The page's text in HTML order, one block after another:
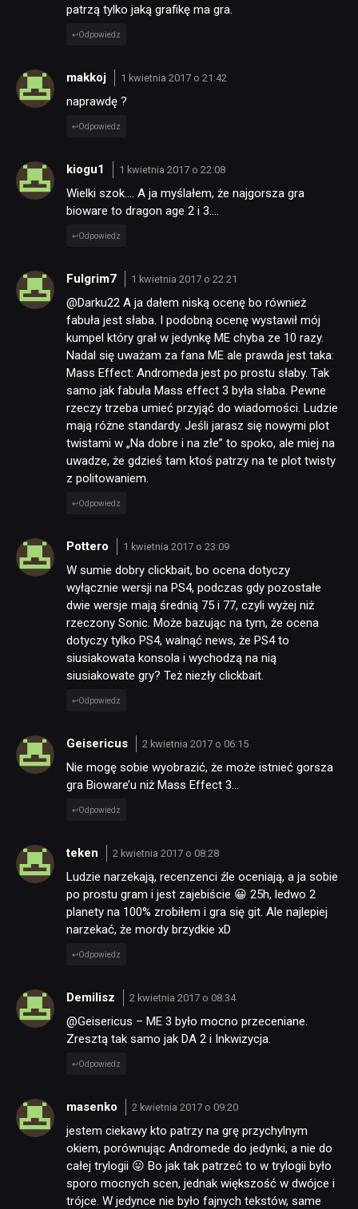
patrzą tylko jaką grafikę ma gra.
Odpowiedz
makkoj 1 kwietnia 2017 o 21:42
naprawdę ?
Odpowiedz
kiogu1 1 kwietnia 2017 o 22:08
Wielki szok…. A ja myślałem, że najgorsza gra
bioware to dragon age 2 i 3….
Odpowiedz
Fulgrim7 1 kwietnia 2017 o 22:21
@Darku22 A ja dałem niską ocenę bo również
fabuła jest słaba. I podobną ocenę wystawił mój
kumpel który grał w jedynkę ME chyba ze 10 razy.
Nadal się uważam za fana ME ale prawda jest taka:
Mass Effect: Andromeda jest po prostu słaby. Tak
samo jak fabuła Mass effect 3 była słaba. Pewne
rzeczy trzeba umieć przyjąć do wiadomości. Ludzie
mają różne standardy. Jeśli jarasz się nowymi plot
twistami w „Na dobre i na złe” to spoko, ale miej na
uwadze, że gdzieś tam ktoś patrzy na te plot twisty
z politowaniem.
Odpowiedz
Pottero 1 kwietnia 2017 o 23:09
W sumie dobry clickbait, bo ocena dotyczy
wyłącznie wersji na PS4, podczas gdy pozostałe
dwie wersje mają średnią 75 i 77, czyli wyżej niż
rzeczony Sonic. Może bazując na tym, że ocena
dotyczy tylko PS4, walnąć news, że PS4 to
siusiakowata konsola i wychodzą na nią
siusiakowate gry? Też niezły clickbait.
Odpowiedz
Geisericus 2 kwietnia 2017 o 06:15
Nie mogę sobie wyobrazić, że może istnieć gorsza
gra Bioware’u niż Mass Effect 3…
Odpowiedz
teken 2 kwietnia 2017 o 08:28
Ludzie narzekają, recenzenci źle oceniają, a ja sobie
po prostu gram i jest zajebiście 😀 25h, ledwo 2
planety na 100% zrobiłem i gra się git. Ale najlepiej
narzekać, że mordy brzydkie xD
Odpowiedz
Demilisz 2 kwietnia 2017 o 08:34
@Geisericus – ME 3 było mocno przeceniane.
Zresztą tak samo jak DA 2 i Inkwizycja.
Odpowiedz
masenko 2 kwietnia 2017 o 09:20
jestem ciekawy kto patrzy na grę przychylnym
okiem, porównując Andromede do jedynki, a nie do
całej trylogii 😛 Bo jak tak patrzeć to w trylogii było
sporo mocnych scen, jednak większość w dwójce i
trójce. W jedynce nie było fajnych tekstów, same